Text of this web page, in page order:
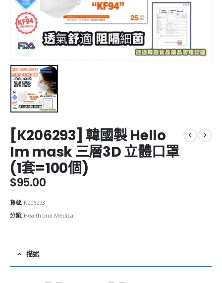
[K206293] 韓國製 Hello
Im mask 三層3D 立體口罩
(1套=100個)
$95.00
貨號: K206293
分類: Health and Medical
描述